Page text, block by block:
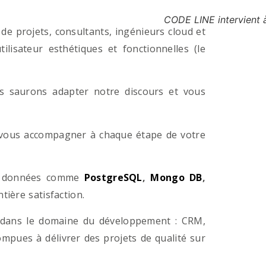
projets, consultants, ingénieurs cloud et
esthétiques et fonctionnelles (le
saurons adapter notre discours et vous
accompagner à chaque étape de votre
comme PostgreSQL, Mongo DB,
satisfaction.
le domaine du développement : CRM,
à délivrer des projets de qualité sur
CODE LINE intervient